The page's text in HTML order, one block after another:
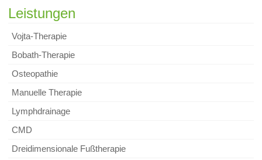
Leistungen
Vojta-Therapie
Bobath-Therapie
Osteopathie
Manuelle Therapie
Lymphdrainage
CMD
Dreidimensionale Fußtherapie